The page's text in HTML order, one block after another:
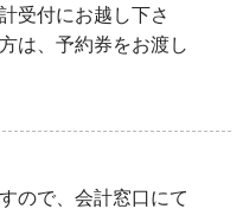
受付にお越し下さ
は、予約券をお渡し
ので、会計窓口にて